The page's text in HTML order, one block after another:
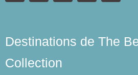
Destinations de The
Collection